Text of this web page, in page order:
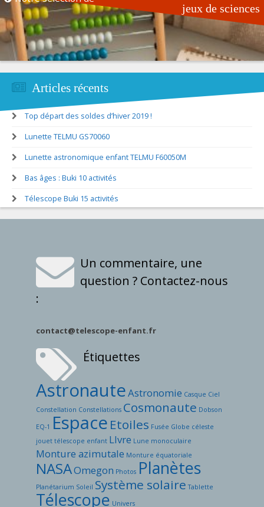
jeux de sciences
Articles récents
Top départ des soldes d’hiver 2019 !
Lunette TELMU GS70060
Lunette astronomique enfant TELMU F60050M
Bas âges : Buki 10 activités
Télescope Buki 15 activités
Étiquettes
AstronauteAstronomie Casque Ciel
Constellation Constellations Cosmonaute Dobson
EQ-1 Espace Etoiles Fusée Globe céleste
jouet télescope enfant LIvre Lune monoculaire
Monture azimutale Monture équatoriale
NASAOmegon Photos Planètes
Planétarium Soleil Système solaire Tablette
Télescope Univers
Un commentaire, une
question ? Contactez-nous
:
contact@telescope-enfant.fr